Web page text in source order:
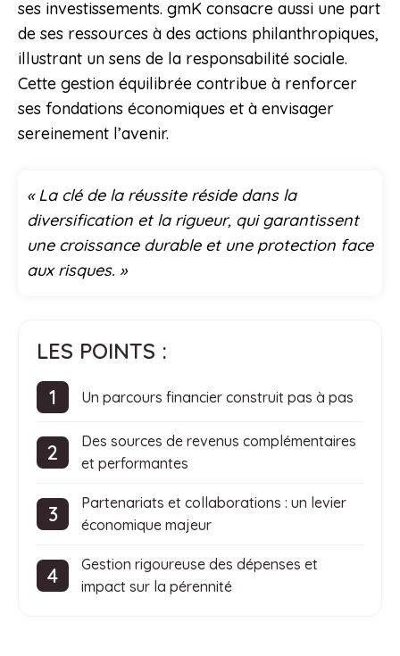
ses investissements. gmK consacre aussi une part
de ses ressources à des actions philanthropiques,
illustrant un sens de la responsabilité sociale.
Cette gestion équilibrée contribue à renforcer
ses fondations économiques et à envisager
sereinement l’avenir.
« La clé de la réussite réside dans la
diversification et la rigueur, qui garantissent
une croissance durable et une protection face
aux risques. »
LES POINTS :
Un parcours financier construit pas à pas
Des sources de revenus complémentaires
et performantes
Partenariats et collaborations : un levier
économique majeur
Gestion rigoureuse des dépenses et
impact sur la pérennité